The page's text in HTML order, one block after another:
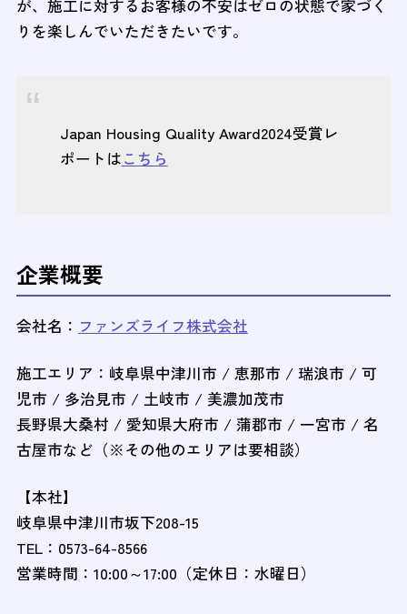
が、施工に対するお客様の不安はゼロの状態で家づく
りを楽しんでいただきたいです。
Japan Housing Quality Award2024受賞レ
ポートはこちら
企業概要
会社名： ファンズライフ株式会社
施工エリア：岐阜県中津川市 / 恵那市 / 瑞浪市 / 可
児市 / 多治見市 / 土岐市 / 美濃加茂市
長野県大桑村 / 愛知県大府市 / 蒲郡市 / 一宮市 / 名
古屋市など（※その他のエリアは要相談）
【本社】
岐阜県中津川市坂下208-15
TEL：0573-64-8566
営業時間：10:00～17:00（定休日：水曜日）